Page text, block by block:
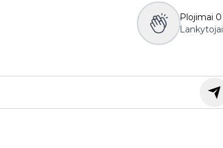
Plojimai 0
Lankytojai